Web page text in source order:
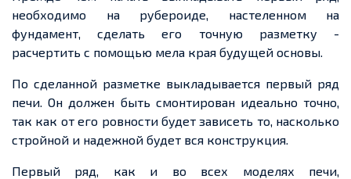
необходимо на рубероиде, настеленном на
фундамент, сделать его точную разметку -
расчертить с помощью мела края будущей основы.
По сделанной разметке выкладывается первый ряд
печи. Он должен быть смонтирован идеально точно,
так как от его ровности будет зависеть то, насколько
стройной и надежной будет вся конструкция.
Первый ряд, как и во всех моделях печи,